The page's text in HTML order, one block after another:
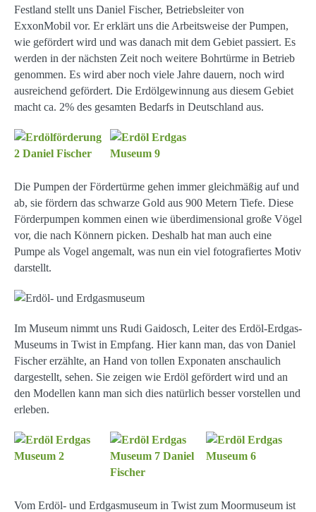
Festland stellt uns Daniel Fischer, Betriebsleiter von
ExxonMobil vor. Er erklärt uns die Arbeitsweise der Pumpen,
wie gefördert wird und was danach mit dem Gebiet passiert. Es
werden in der nächsten Zeit noch weitere Bohrtürme in Betrieb
genommen. Es wird aber noch viele Jahre dauern, noch wird
ausreichend gefördert. Die Erdölgewinnung aus diesem Gebiet
macht ca. 2% des gesamten Bedarfs in Deutschland aus.
Die Pumpen der Fördertürme gehen immer gleichmäßig auf und
ab, sie fördern das schwarze Gold aus 900 Metern Tiefe. Diese
Förderpumpen kommen einen wie überdimensional große Vögel
vor, die nach Könnern picken. Deshalb hat man auch eine
Pumpe als Vogel angemalt, was nun ein viel fotografiertes Motiv
darstellt.
Im Museum nimmt uns Rudi Gaidosch, Leiter des Erdöl-Erdgas-
Museums in Twist in Empfang. Hier kann man, das von Daniel
Fischer erzählte, an Hand von tollen Exponaten anschaulich
dargestellt, sehen. Sie zeigen wie Erdöl gefördert wird und an
den Modellen kann man sich dies natürlich besser vorstellen und
erleben.
Vom Erdöl- und Erdgasmuseum in Twist zum Moormuseum ist